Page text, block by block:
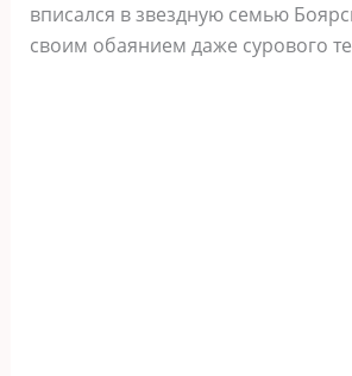
вписался в звездную семью
своим обаянием даже сурового